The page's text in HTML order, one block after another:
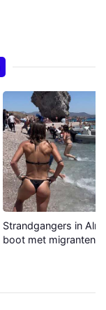
Strandgangers in
boot met migranten